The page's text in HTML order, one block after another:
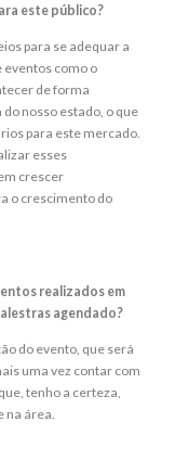
este público?
para se adequar a
eventos como o
de forma
nosso estado, o que
para este mercado.
esses
crescer
o crescimento do
realizados em
agendado?
do evento, que será
uma vez contar com
tenho a certeza,
na área.